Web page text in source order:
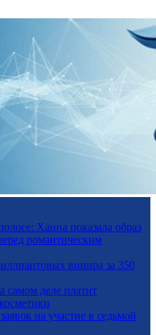
Ханна показала образ
романтическим
винира за 350
самом деле платит
на участие в седьмой